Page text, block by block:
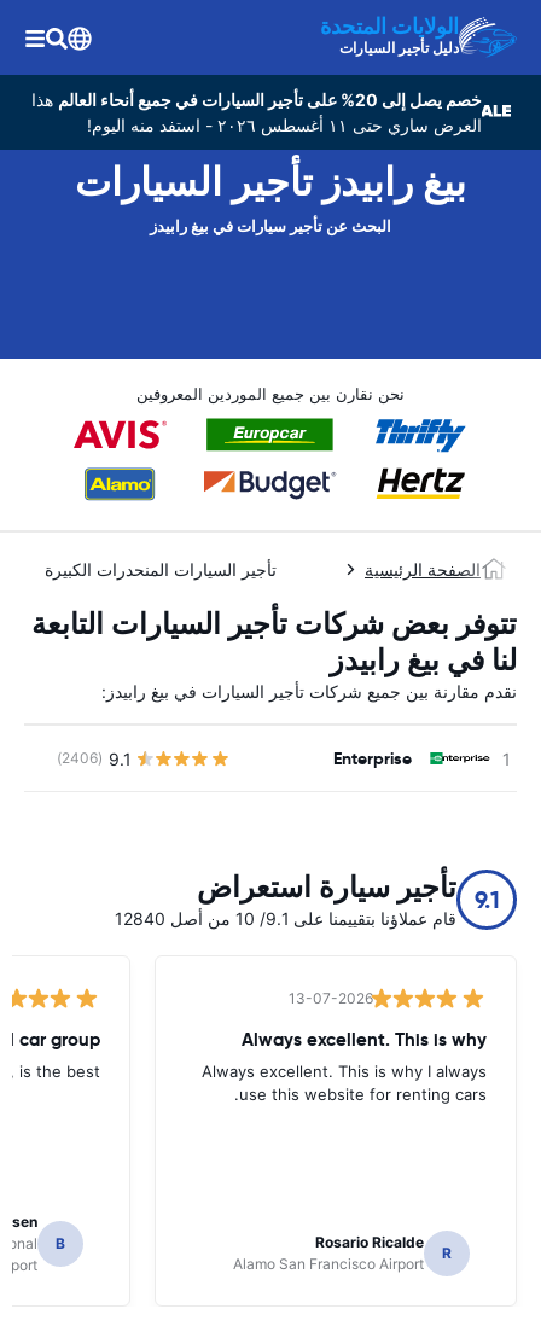
الولايات المتحدة
دليل تأجير السيارات
خصم يصل إلى 20% على تأجير السيارات في جميع أنحاء العالم
هذا
العرض ساري حتى ١١ أغسطس ٢٠٢٦ - استفد منه اليوم!
بيغ رابيدز تأجير السيارات
البحث عن تأجير سيارات في بيغ رابيدز
نحن نقارن بين جميع الموردين المعروفين
الصفحة الرئيسية تأجير السيارات المنحدرات الكبيرة
تتوفر بعض شركات تأجير السيارات التابعة
لنا في بيغ رابيدز
نقدم مقارنة بين جميع شركات تأجير السيارات في بيغ رابيدز:
Enterprise
9.1
(2406)
9.1 تأجير سيارة استعراض
قام عملاؤنا بتقييمنا على 9.1/ 10 من أصل 12840
13-07-2026
Always excellent. This is why
Always excellent. This is why I always
use this website for renting cars.
R
Rosario Ricalde
Alamo San Francisco Airport
car group
is the best.
B